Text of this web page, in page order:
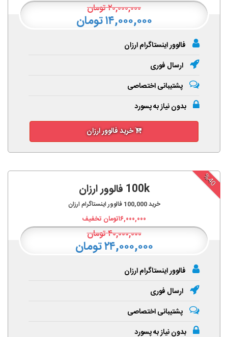
۲۰,۰۰۰,۰۰۰تومان
۱۴,۰۰۰,۰۰۰ تومان
فالوور اینستاگرام ارزان
ارسال فوری
پشتیبانی اختصاصی
بدون نیاز به پسورد
خرید فالوور ارزان
%40
100k فالوور ارزان
خرید100,000 فالوور اینستاگرام ارزان
۱۶,۰۰۰,۰۰۰تومان تخفیف
۴۰,۰۰۰,۰۰۰تومان
۲۴,۰۰۰,۰۰۰ تومان
فالوور اینستاگرام ارزان
ارسال فوری
پشتیبانی اختصاصی
بدون نیاز به پسورد